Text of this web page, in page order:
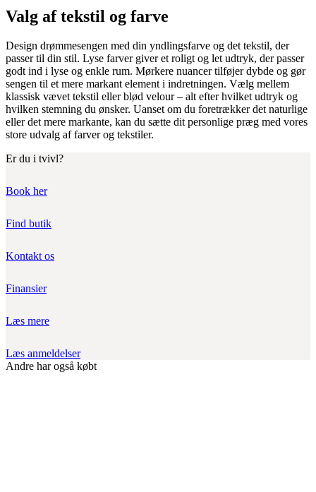
Valg af tekstil og farve
Design drømmesengen med din yndlingsfarve og det tekstil, der
passer til din stil. Lyse farver giver et roligt og let udtryk, der passer
godt ind i lyse og enkle rum. Mørkere nuancer tilføjer dybde og gør
sengen til et mere markant element i indretningen. Vælg mellem
klassisk vævet tekstil eller blød velour – alt efter hvilket udtryk og
hvilken stemning du ønsker. Uanset om du foretrækker det naturlige
eller det mere markante, kan du sætte dit personlige præg med vores
store udvalg af farver og tekstiler.
Er du i tvivl?
Book her
Find butik
Kontakt os
Finansier
Læs mere
Læs anmeldelser
Andre har også købt